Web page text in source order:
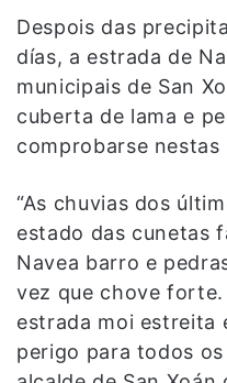
Despois das
días, a estrada de
municipais de San
cuberta de lama e
comprobarse nestas
“As chuvias dos
estado das cunetas
Navea barro e
vez que chove
estrada moi estreita
perigo para todos